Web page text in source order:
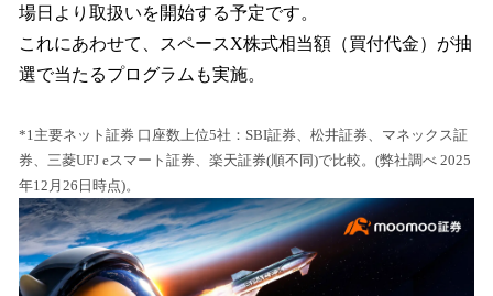
で
す
場日より取扱いを開始する予定です。
これにあわせて、スペースX株式相当額（買付代金）が抽
選で当たるプログラムも実施。
*1主要ネット証券 口座数上位5社：SBI証券、松井証券、マネックス証
券、三菱UFJ eスマート証券、楽天証券(順不同)で比較。(弊社調べ 2025
年12月26日時点)。